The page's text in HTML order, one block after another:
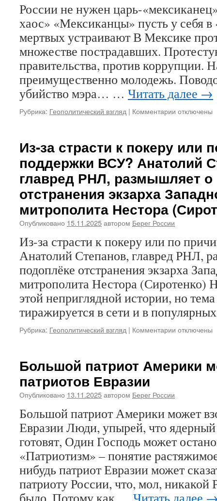
мир
России не нужен царь-
хаос» «Мексиканцы» пусть у себя
мертвых устраивают В Мексике
множестве пострадавших.
правительства, против коррупции.
преимущественно молодежь.
убийство мэра… … Читать далее →
Рубрика: Геополитический взгляд | Комментарии к
нужен
царь-
и
отключены
Из-за страсти к покеру или
поддержки ВСУ? Анатолий
главред РНЛ, размышляет о
отстранения экзарха
митрополита Нестора
Опубликовано 15.11.2025автором Берег России
Из-за страсти к покеру или по
Анатолий Степанов, главред РНЛ,
подоплёке отстранения экзарха
митрополита Нестора (Сиротенко)
этой неприглядной истории, но
тиражируется в сети и в
Рубрика: Геополитический взгляд | Комментарии к
страсти
причине
поддержки
ВСУ?
Анатолий
Степанов,
РНЛ,
размышляет
о
отключены
Большой патриот Америки
патриотов Евразии
Опубликовано 13.11.2025автором Берег России
Большой патриот Америки может
Евразии Люди, упырей, что
готовят, Один Господь может
«Патриотизм» – понятие
нибудь патриот Евразии может
патриоту России, что, мол, никакой
было. Потому как … Читать далее